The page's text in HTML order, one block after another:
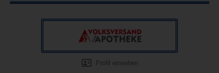
Profil einsehen